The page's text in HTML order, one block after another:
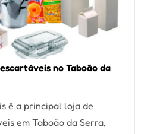
no Taboão da
é a principal loja de
em Taboão da Serra,